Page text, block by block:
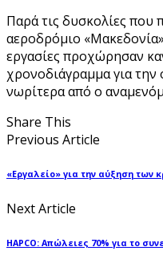
Παρά τις δυσκολίες που
αεροδρόμιο
εργασίες προχώρησαν
χρονοδιάγραμμα για
νωρίτερα από ο
Share This
Previous Article
«Εργαλείο» για την αύξηση των
Next Article
HAPCO: Απώλειες 70% για το